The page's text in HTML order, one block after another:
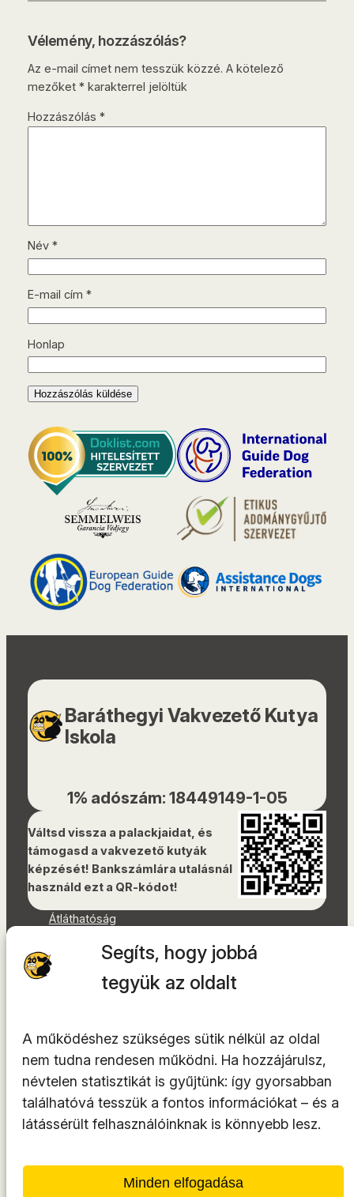
Segíts, hogy jobbá
tegyük az oldalt
A működéshez szükséges sütik nélkül az oldal
nem tudna rendesen működni. Ha hozzájárulsz,
névtelen statisztikát is gyűjtünk: így gyorsabban
találhatóvá tesszük a fontos információkat – és a
látássérült felhasználóinknak is könnyebb lesz.
Minden elfogadása
Vélemény, hozzászólás?
Az e-mail címet nem tesszük közzé. A kötelező
mezőket *karakterrel jelöltük
Hozzászólás *
Név *
E-mail cím *
Honlap
Baráthegyi Vakvezető Kutya
Iskola
1% adószám: 18449149-1-05
Váltsd vissza a palackjaidat, és
támogasd a vakvezető kutyák
képzését! Bankszámlára utalásnál
használd ezt a QR-kódot!
Átláthatóság
Akadálymentességi nyilatkozat
Oldaltérkép
YouTube
LinkedIn
TikTok
A tárhelyszolgáltató azINTEGRITY Kft.